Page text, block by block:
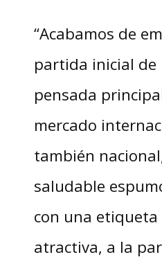
“Acabamos de
partida inicial de
pensada
mercado
también
saludable
con una
atractiva, a la